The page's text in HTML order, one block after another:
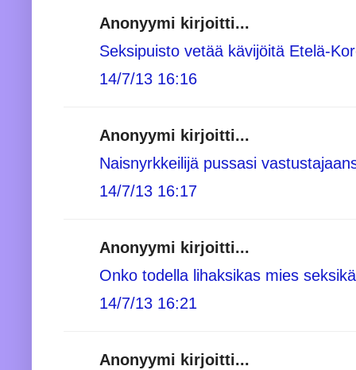
Anonyymi kirjoitti...
Seksipuisto vetää kävijöitä Etelä-
14/7/13 16:16
Anonyymi kirjoitti...
Naisnyrkkeilijä pussasi
14/7/13 16:17
Anonyymi kirjoitti...
Onko todella lihaksikas mies
14/7/13 16:21
Anonyymi kirjoitti...